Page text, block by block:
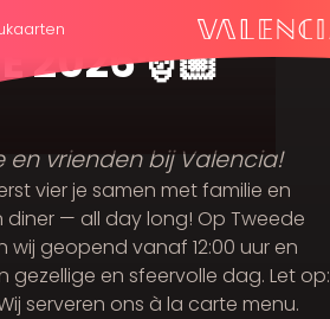
2026🎅🏼
vrienden bij Valencia!
vier je samen met familie en
diner — all day long! Op Tweede
geopend vanaf 12:00 uur en
gezellige en sfeervolle dag. Let op:
serveren ons à la carte menu.